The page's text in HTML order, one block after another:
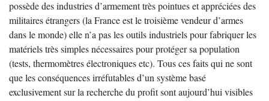
possède des industries d’armement très pointues et appréciées des
militaires étrangers (la France est le troisième vendeur d’armes
dans le monde) elle n’a pas les outils industriels pour fabriquer les
matériels très simples nécessaires pour protéger sa population
(tests, thermomètres électroniques etc). Tous ces faits qui ne sont
que les conséquences irréfutables d’un système basé
exclusivement sur la recherche du profit sont aujourd’hui visibles